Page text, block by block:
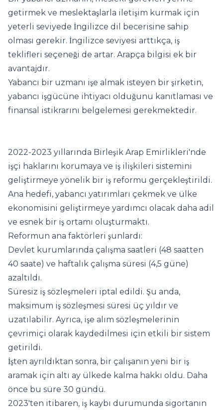
getirmek ve meslektaşlarla iletişim kurmak için
yeterli seviyede İngilizce dil becerisine sahip
olması gerekir. İngilizce seviyesi arttıkça, iş
teklifleri seçeneği de artar. Arapça bilgisi ek bir
avantajdır.
Yabancı bir uzmanı işe almak isteyen bir şirketin,
yabancı işgücüne ihtiyacı olduğunu kanıtlaması ve
finansal istikrarını belgelemesi gerekmektedir.
2022-2023 yıllarında Birleşik Arap Emirlikleri'nde
işçi haklarını korumaya ve iş ilişkileri sistemini
geliştirmeye yönelik bir iş reformu gerçekleştirildi.
Ana hedefi, yabancı yatırımları çekmek ve ülke
ekonomisini geliştirmeye yardımcı olacak daha adil
ve esnek bir iş ortamı oluşturmaktı.
Reformun ana faktörleri şunlardı:
Devlet kurumlarında çalışma saatleri (48 saatten
40 saate) ve haftalık çalışma süresi (4,5 güne)
azaltıldı.
Süresiz iş sözleşmeleri iptal edildi. Şu anda,
maksimum iş sözleşmesi süresi üç yıldır ve
uzatılabilir. Ayrıca, işe alım sözleşmelerinin
çevrimiçi olarak kaydedilmesi için etkili bir sistem
getirildi.
İşten ayrıldıktan sonra, bir çalışanın yeni bir iş
aramak için altı ay ülkede kalma hakkı oldu. Daha
önce bu süre 30 gündü.
2023'ten itibaren, iş kaybı durumunda sigortanın